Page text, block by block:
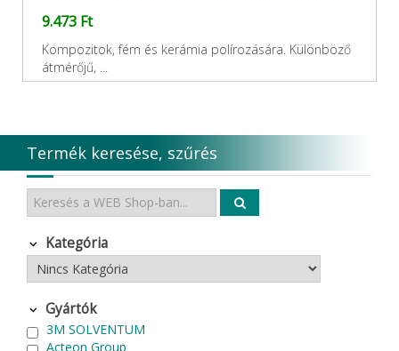
9.473 Ft
Kompozitok, fém és kerámia polírozására. Különböző
átmérőjű, ...
Termék keresése, szűrés
Kategória
Gyártók
3M SOLVENTUM
Acteon Group